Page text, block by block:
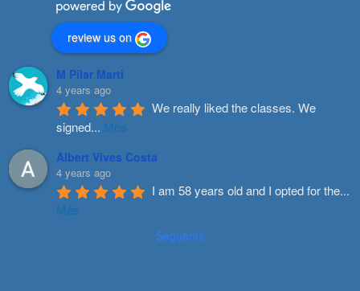
review us on
M Pilar Marti
4 years ago
We really liked the classes. We
signed... Més
Albert Vives Costa
4 years ago
I am 58 years old and I opted for the...
Més
Següents